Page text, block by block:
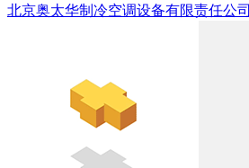
北京奥太华制冷空调设备有限责任公司